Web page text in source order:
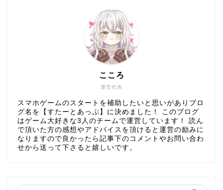
運営代表
こころ
スマホゲームのスタートを補助したいと思いがありブロ
グ名を【すたーとあっぷ】に決めました！ このブログ
はゲーム大好きな3人のチームで運営しています！ 読ん
で頂いた方の感想やアドバイスを頂けると運営の励みに
なりますので良かったら記事下のコメントやお問い合わ
せから送って下さると嬉しいです。